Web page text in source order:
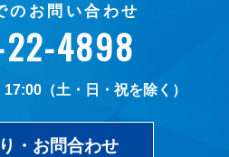
のお問い合わせ
4898
（土・日・祝を除く）
・お問合わせ